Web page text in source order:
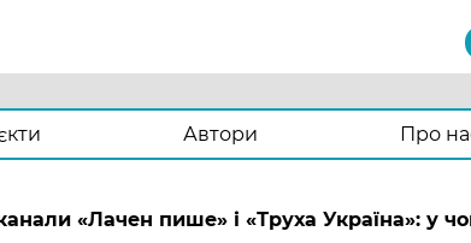
Автори Про
«Лачен пише» і «Труха Україна»: у